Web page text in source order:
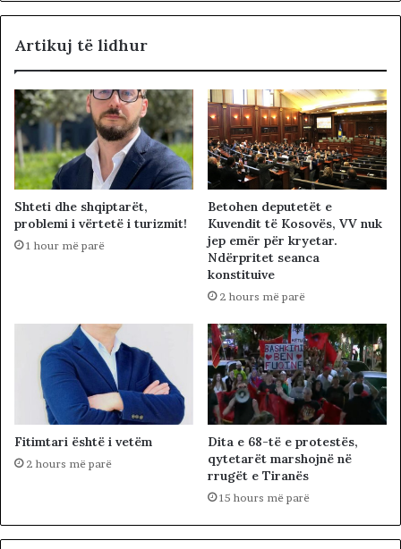
Artikuj të lidhur
Shteti dhe shqiptarët,
problemi i vërtetë i turizmit!
1 hour më parë
Betohen deputetët e
Kuvendit të Kosovës, VV nuk
jep emër për kryetar.
Ndërpritet seanca
konstituive
2 hours më parë
Fitimtari është i vetëm
2 hours më parë
Dita e 68-të e protestës,
qytetarët marshojnë në
rrugët e Tiranës
15 hours më parë